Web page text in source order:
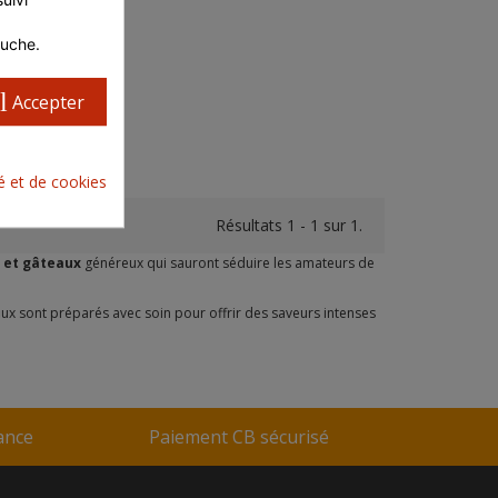
Résultats 1 - 1 sur 1.
gâteaux généreux qui sauront séduire les amateurs de
sont préparés avec soin pour offrir des saveurs intenses
Paiement CB sécurisé
Accepter
et de cookies